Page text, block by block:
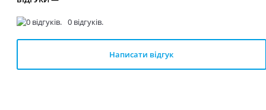
0 відгуків.
Написати відгук